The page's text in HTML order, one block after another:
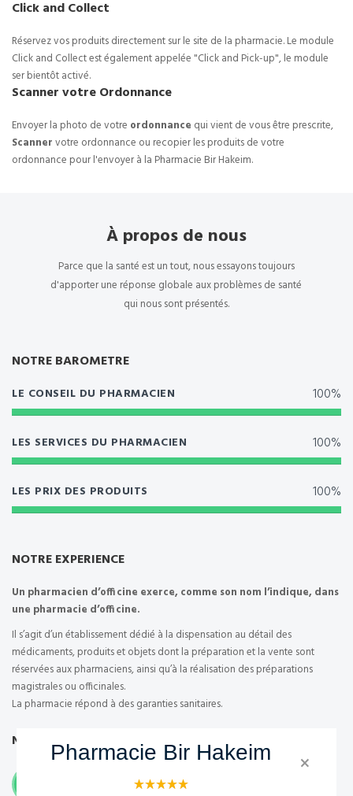
×
Pharmacie Bir Hakeim
Click and Collect
Réservez vos produits directement sur le site de la pharmacie. Le module
Click and Collect est également appelée "Click and Pick-up", le module
ser bientôt activé.
Scanner votre Ordonnance
Envoyer la photo de votre ordonnance qui vient de vous être prescrite,
Scannervotre ordonnance ou recopier les produits de votre
ordonnance pour l'envoyer à la Pharmacie Bir Hakeim.
À propos de nous
Parce que la santé est un tout, nous essayons toujours
d'apporter une réponse globale aux problèmes de santé
qui nous sont présentés.
NOTRE BAROMETRE
LE CONSEIL DU PHARMACIEN 100%
LES SERVICES DU PHARMACIEN 100%
LES PRIX DES PRODUITS 100%
NOTRE EXPERIENCE
Un pharmacien d’officine exerce, comme son nom l’indique, dans
une pharmacie d’officine.
Il s’agit d’un établissement dédié à la dispensation au détail des
médicaments, produits et objets dont la préparation et la vente sont
réservées aux pharmaciens, ainsi qu’à la réalisation des préparations
magistrales ou officinales.
La pharmacie répond à des garanties sanitaires.
NOTRE RESPONSABILITE
doit être propriétaire de l’officine dont il est titulaire.